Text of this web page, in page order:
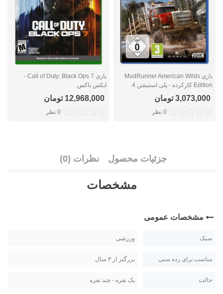
بازی MudRunner American Wilds
Edition کارکرده - پلی استیشن 4
3,073,000 تومان
0 نظر
بازی Call of Duty: Black Ops 7 -
ایکس باکس
12,968,000 تومان
0 نظر
جزئیات محصول نظرات (0)
مشخصات
مشخصات عمومی
سبک ورزشی
مناسب برای رده سنی بزرگتر از ۳ سال
حالت یک نفره - چند نفره